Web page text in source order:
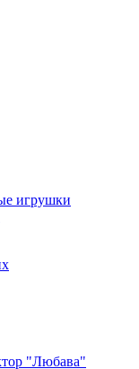
игрушки